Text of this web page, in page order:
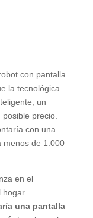
con pantalla
la tecnológica
un
precio.
con una
menos de 1.000
en el
hogar
una pantalla